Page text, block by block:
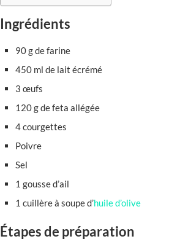
Ingrédients
90 g de farine
450 ml de lait écrémé
3 œufs
120 g de feta allégée
4 courgettes
Poivre
Sel
1 gousse d’ail
1 cuillère à soupe d’huile d’olive
Étapes de préparation